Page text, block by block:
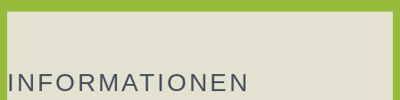
INFORMATIONEN